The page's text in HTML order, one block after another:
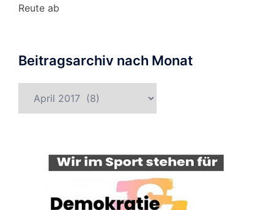
Reute ab
Beitragsarchiv nach Monat
nach